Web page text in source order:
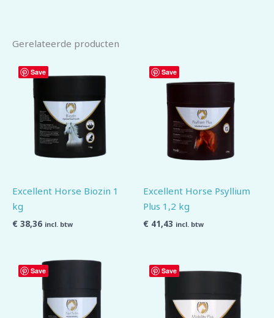
Gerelateerde producten
Save
Excellent Horse Biozin 1
kg
€ 38,36 incl. btw
Save
Excellent Horse Psyllium
Plus 1,2 kg
€ 41,43 incl. btw
Save Save